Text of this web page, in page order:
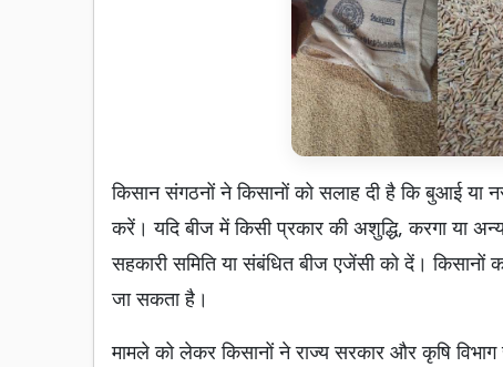
किसान संगठनों ने किसानों को सलाह दी है कि बुआई या
करें। यदि बीज में किसी प्रकार की अशुद्धि, करगा या
सहकारी समिति या संबंधित बीज एजेंसी को दें।
जा सकता है।
मामले को लेकर किसानों ने राज्य सरकार और कृषि